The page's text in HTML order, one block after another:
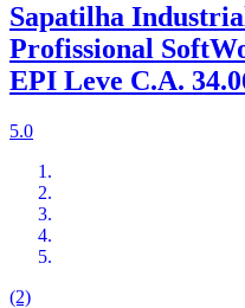
Sapatilha
Profissional
EPI Leve C.A.
5.0
(2)